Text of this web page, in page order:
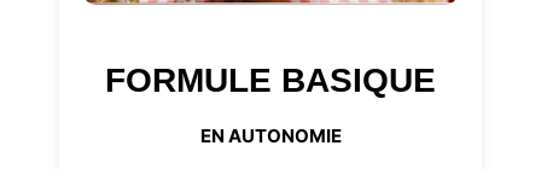
FORMULE BASIQUE
EN AUTONOMIE